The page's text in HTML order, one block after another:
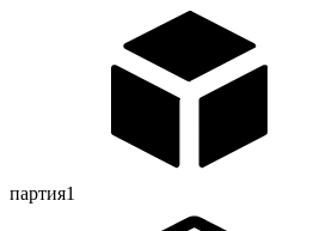
партия1